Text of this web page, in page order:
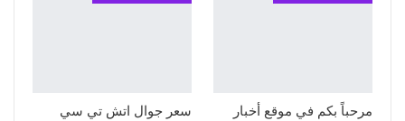
مرحباً بكم في موقع أخبار
سعر جوال اتش تي سي